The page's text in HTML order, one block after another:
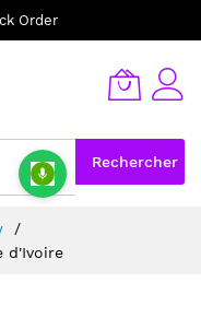
Order
Rechercher
d'Ivoire